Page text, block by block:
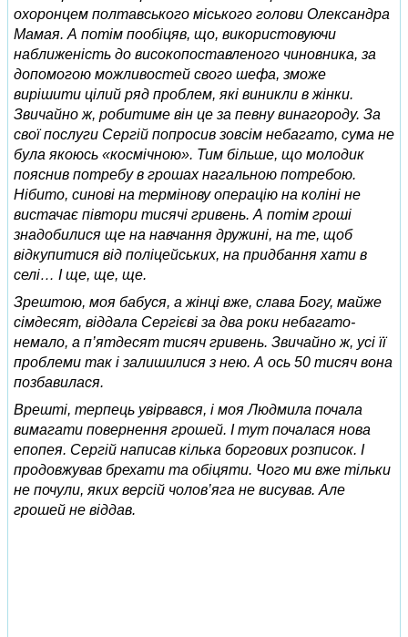
охоронцем полтавського міського голови Олександра
Мамая. А потім пообіцяв, що, використовуючи
наближеність до високопоставленого чиновника, за
допомогою можливостей свого шефа, зможе
вирішити цілий ряд проблем, які виникли в жінки.
Звичайно ж, робитиме він це за певну винагороду. За
свої послуги Сергій попросив зовсім небагато, сума не
була якоюсь «космічною». Тим більше, що молодик
пояснив потребу в грошах нагальною потребою.
Нібито, синові на термінову операцію на коліні не
вистачає півтори тисячі гривень. А потім гроші
знадобилися ще на навчання дружині, на те, щоб
відкупитися від поліцейських, на придбання хати в
селі… І ще, ще, ще.
Зрештою, моя бабуся, а жінці вже, слава Богу, майже
сімдесят, віддала Сергієві за два роки небагато-
немало, а п’ятдесят тисяч гривень. Звичайно ж, усі її
проблеми так і залишилися з нею. А ось 50 тисяч вона
позбавилася.
Врешті, терпець увірвався, і моя Людмила почала
вимагати повернення грошей. І тут почалася нова
епопея. Сергій написав кілька боргових розписок. І
продовжував брехати та обіцяти. Чого ми вже тільки
не почули, яких версій чолов’яга не висував. Але
грошей не віддав.